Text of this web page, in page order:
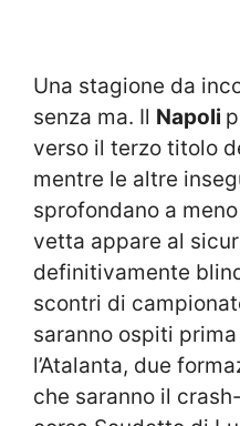
Una stagione da
senza ma. Il Napoli
verso il terzo titolo
mentre le altre
sprofondano a
vetta appare al
definitivamente
scontri di
saranno ospiti
l’Atalanta, due
che saranno il